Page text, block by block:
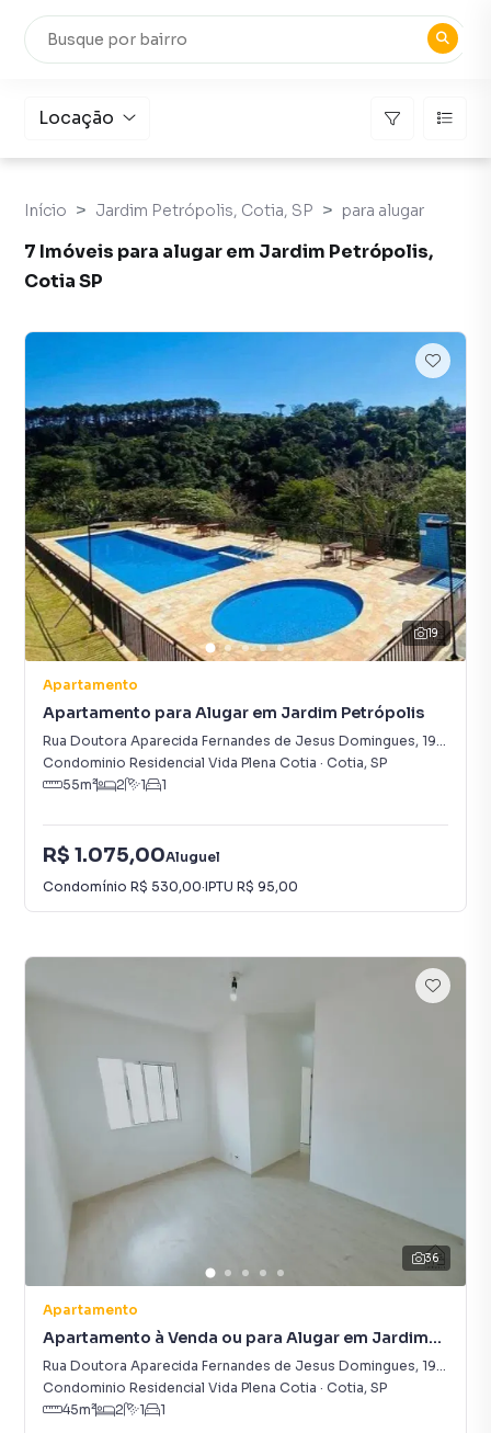
Locação
Início Jardim Petrópolis, Cotia, SP para alugar
7 Imóveis para alugar em Jardim Petrópolis,
Cotia SP
19
Apartamento
Apartamento para Alugar em Jardim Petrópolis
Rua Doutora Aparecida Fernandes de Jesus Domingues, 191 -
Condominio Residencial Vida Plena Cotia · Cotia, SP
55m² 2 1 1
R$ 1.075,00Aluguel
Condomínio R$ 530,00·IPTU R$ 95,00
36
Apartamento
Apartamento à Venda ou para Alugar em Jardim
Petrópolis
Rua Doutora Aparecida Fernandes de Jesus Domingues, 191 -
Condominio Residencial Vida Plena Cotia · Cotia, SP
45m² 2 1 1